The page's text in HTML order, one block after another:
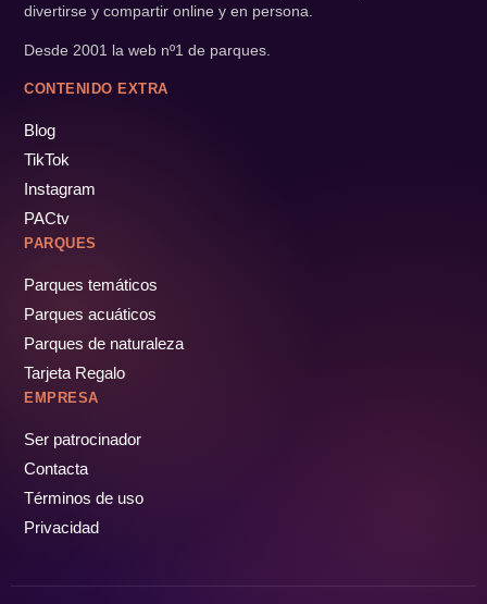
divertirse y compartir online y en persona.
Desde 2001 la web nº1 de parques.
CONTENIDO EXTRA
Blog
TikTok
Instagram
PACtv
PARQUES
Parques temáticos
Parques acuáticos
Parques de naturaleza
Tarjeta Regalo
EMPRESA
Ser patrocinador
Contacta
Términos de uso
Privacidad